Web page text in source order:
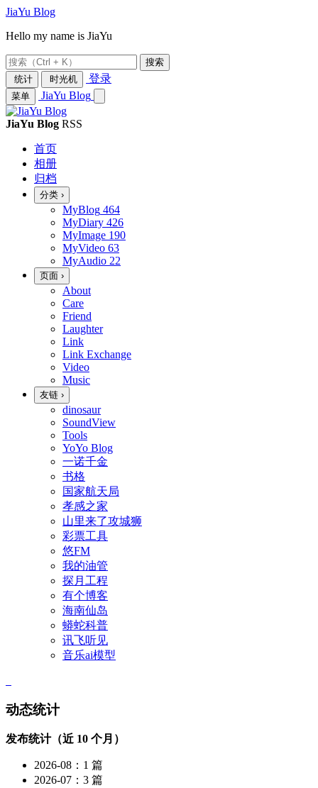
JiaYu Blog
Hello my name is JiaYu
搜索
统计
时光机 登录
菜单 JiaYu Blog
JiaYu Blog RSS
首页
相册
归档
分类 ›
MyBlog 464
MyDiary 426
MyImage 190
MyVideo 63
MyAudio 22
页面 ›
About
Care
Friend
Laughter
Link
Link Exchange
Video
Music
友链 ›
dinosaur
SoundView
Tools
YoYo Blog
一诺千金
书格
国家航天局
孝感之家
山里来了攻城狮
彩票工具
悠FM
我的油管
探月工程
有个博客
海南仙岛
蟒蛇科普
讯飞听见
音乐ai模型
动态统计
发布统计（近 10 个月）
2026-08：1 篇
2026-07：3 篇